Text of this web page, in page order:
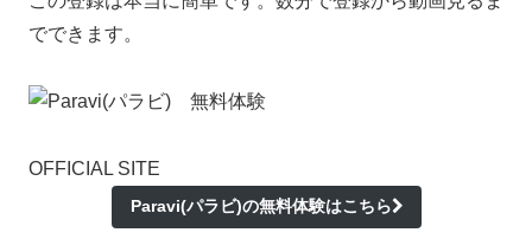
でできます。
OFFICIAL SITE
Paravi(パラビ)の無料体験はこちら